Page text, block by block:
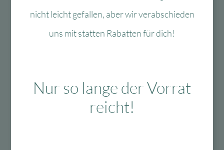
Das Passt dazu
Das könnte Dir auch
gefallen
nicht leicht gefallen, aber wir verabschieden
uns mit statten Rabatten für dich!
Nur so lange der Vorrat
reicht!